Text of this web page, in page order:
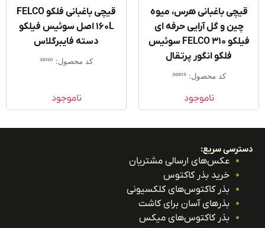
باغبانی هرس، میوه
چین و گل آرایی حرفه ای
فیلکو FELCO 310 سوئیس
فلکو انگور پرتقال
کد محصول: 30015
ناموجود
قیچی باغبانی فلکو FELCO
160L اصل سوئیس فیلکو
دسته فایبرگلاس
کد محصول: 30101
ناموجود
سریع:
عکس‌های ارسالی مشتریان
خرید بذر کاکتوس
بذر کاکتوس‌های کلکسیونی
بذرهای آسان برای کاشت
بذر کاکتوس‌های میکس